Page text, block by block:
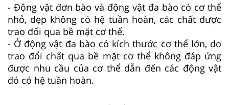
- Động vật đơn bào và động vật đa bào có cơ thể
nhỏ, dẹp không có hệ tuần hoàn, các chất được
trao đổi qua bề mặt cơ thể.
- Ở động vật đa bào có kích thước cơ thể lớn, do
trao đổi chất qua bề mặt cơ thể không đáp ứng
được nhu cầu của cơ thể dẫn đến các động vật
đó có hệ tuần hoàn.